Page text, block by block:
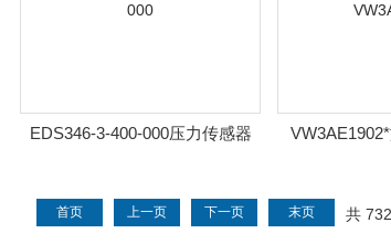
EDS346-3-400-000压力传感器
共
首页 上一页 下一页 末页